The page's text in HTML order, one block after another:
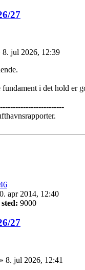
27
8. jul 2026, 12:39
fundament i det hold er
apr 2014, 12:40
9000
27
» 8. jul 2026, 12:41